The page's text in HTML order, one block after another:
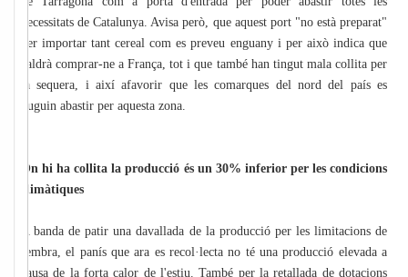
necessitats de Catalunya. Avisa però, que aquest port "no està preparat"
per importar tant cereal com es preveu enguany i per això indica que
caldrà comprar-ne a França, tot i que també han tingut mala collita per
la sequera, i així afavorir que les comarques del nord del país es
puguin abastir per aquesta zona.
On hi ha collita la producció és un 30% inferior per les condicions
climàtiques
A banda de patir una davallada de la producció per les limitacions de
sembra, el panís que ara es recol·lecta no té una producció elevada a
causa de la forta calor de l'estiu. També per la retallada de dotacions